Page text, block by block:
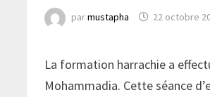
parmustapha 22 octobre
La formation harrachie a
Mohammadia. Cette séance